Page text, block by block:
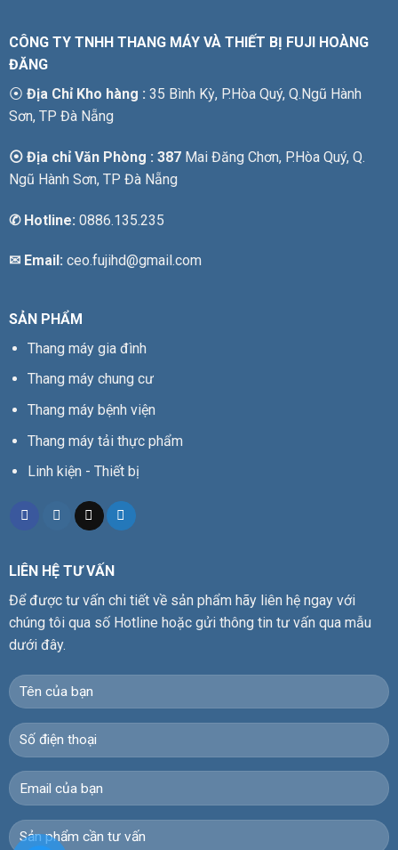
CÔNG TY TNHH THANG MÁY VÀ THIẾT BỊ FUJI HOÀNG
ĐĂNG
⦿ Địa Chỉ Kho hàng : 35 Bình Kỳ, P.Hòa Quý, Q.Ngũ Hành
Sơn, TP Đà Nẵng
⦿ Địa chỉ Văn Phòng : 387 Mai Đăng Chơn, P.Hòa Quý, Q.
Ngũ Hành Sơn, TP Đà Nẵng
✆Hotline: 0886.135.235
✉ Email: ceo.fujihd@gmail.com
SẢN PHẨM
Thang máy gia đình
Thang máy chung cư
Thang máy bệnh viện
Thang máy tải thực phẩm
Linh kiện - Thiết bị
LIÊN HỆ TƯ VẤN
Để được tư vấn chi tiết về sản phẩm hãy liên hệ ngay với
chúng tôi qua số Hotline hoặc gửi thông tin tư vấn qua mẫu
dưới đây.